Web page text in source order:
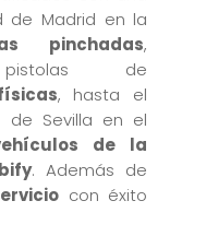
de Madrid en la
pinchadas,
de
, hasta el
de Sevilla en el
de la
. Además de
con éxito